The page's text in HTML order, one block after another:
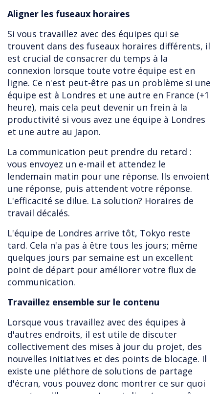
Aligner les fuseaux horaires
Si vous travaillez avec des équipes qui se
trouvent dans des fuseaux horaires différents, il
est crucial de consacrer du temps à la
connexion lorsque toute votre équipe est en
ligne. Ce n'est peut-être pas un problème si une
équipe est à Londres et une autre en France (+1
heure), mais cela peut devenir un frein à la
productivité si vous avez une équipe à Londres
et une autre au Japon.
La communication peut prendre du retard :
vous envoyez un e-mail et attendez le
lendemain matin pour une réponse. Ils envoient
une réponse, puis attendent votre réponse.
L'efficacité se dilue. La solution? Horaires de
travail décalés.
L'équipe de Londres arrive tôt, Tokyo reste
tard. Cela n'a pas à être tous les jours; même
quelques jours par semaine est un excellent
point de départ pour améliorer votre flux de
communication.
Travaillez ensemble sur le contenu
Lorsque vous travaillez avec des équipes à
d'autres endroits, il est utile de discuter
collectivement des mises à jour du projet, des
nouvelles initiatives et des points de blocage. Il
existe une pléthore de solutions de partage
d'écran, vous pouvez donc montrer ce sur quoi